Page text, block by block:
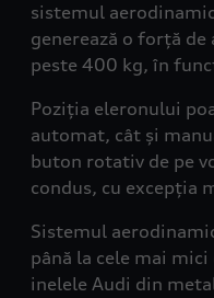
sistemul
generează o forță de
peste 400 kg, în
Poziția eleronului
automat, cât și
buton rotativ de pe
condus, cu excepția
Sistemul
până la cele mai
inelele Audi din